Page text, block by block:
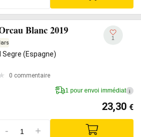
Blanc 2019
(Espagne)
0 commentaire
1
1 pour envoi immédiat i
23,30 €
- +